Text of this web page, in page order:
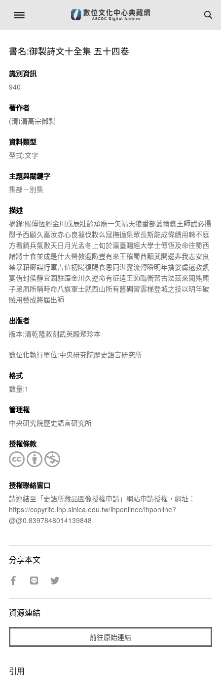
書名:御製詩文十全集 五十四卷
識別資訊
940
著作者
(清)清高宗御製
資料類型
型式:文字
主題與關鍵字
集部－別集
描述
摘錄:賜傅恆經金川戊辰壯齡承廟一矢靖天狼番部蕞爾蠢王師武必揚
慰予西顧久嘉汝赤心良撻伐敉么寇撫循集眾長斯能成偉績用榦不庭
方看銷兵氣敷天日月光孟冬上旬於瀛臺賜經大學士傅恆及命往蜀西
諸將士食並成是什大聲教遐陬豈有來王稽蜀酋黷武開邊非我志安良
禁暴藉卿謀行軍吉值初陽復賜食恩同湛露流轉瞬明年擒娑虜還教凱
宴侑封侯靜宜園駐蹕金川久逆命有征遣王師臨衝習古法茲來閱熊羆
子弟夙所稱時命八旗軍士就西山所有舊碉習雲梯登城之技以明年破
賊用藝成將屆出師
出版者
版本:清乾隆敕刻武英殿聚珍本
數位化執行單位:中央研究院歷史語言研究所
格式
數量:1
管理權
中央研究院歷史語言研究所
授權條款
授權聯絡窗口
請連結至「史語所藏品圖像授權申請」網站申請授權，網址：
https://copyrite.ihp.sinica.edu.tw/ihponlinec/ihponline?
@@0.8397848014139848
分享本文
資源連結
前往原始連結
引用